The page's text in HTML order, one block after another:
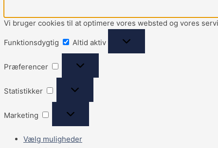
Vi bruger cookies til at optimere vores websted og vores
Funktionsdygtig Altid aktiv
Præferencer
Statistikker
Marketing
Vælg muligheder